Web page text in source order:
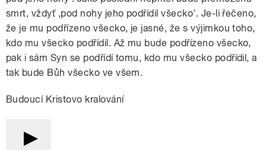
smrt, vždyť ,pod nohy jeho podřídil všecko'. Je-li řečeno,
že je mu podřízeno všecko, je jasné, že s výjimkou toho,
kdo mu všecko podřídil. Až mu bude podřízeno všecko,
pak i sám Syn se podřídí tomu, kdo mu všecko podřídil, a
tak bude Bůh všecko ve všem.
Budoucí Kristovo kralování